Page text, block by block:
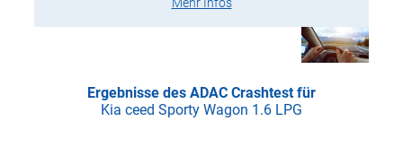
Ergebnisse des ADAC Crashtest für
Kia ceed Sporty Wagon 1.6 LPG